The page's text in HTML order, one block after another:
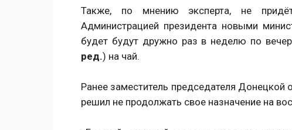
Также, по мнению эксперта, не
Администрацией президента новыми
будет будут дружно раз в неделю по
ред.) на чай.
Ранее заместитель председателя Донецкой
решил не продолжать свое назначение на